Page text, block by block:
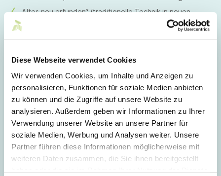
Diese Webseite verwendet Cookies
Wir verwenden Cookies, um Inhalte und Anzeigen zu
personalisieren, Funktionen für soziale Medien anbieten
zu können und die Zugriffe auf unsere Website zu
analysieren. Außerdem geben wir Informationen zu Ihrer
Verwendung unserer Website an unsere Partner für
soziale Medien, Werbung und Analysen weiter. Unsere
Partner führen diese Informationen möglicherweise mit
weiteren Daten zusammen, die Sie ihnen bereitgestellt
„Altes neu erfunden“ (traditionelle Technik in neuen
Einsatzgebieten, die neue Kundengruppen erschließt,
neue Märkte erobert)
Mit „Aha-Effekt“
Kategorien für die Produkte in der Broschüre
Mobilität, Transport und Verkehr
Umwelt, Energie und Nachhaltigkeit
Medizin und Pflege
Architektur und Bauen
Heim und Wohnen